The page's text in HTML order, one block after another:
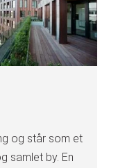
og står som et
samlet by. En